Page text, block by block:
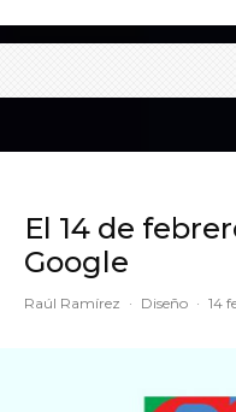
El 14 de
Google
Raúl Ramírez · Diseño · 14